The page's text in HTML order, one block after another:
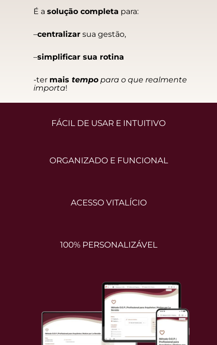
É a solução completa para:
–centralizar sua gestão,
–simplificar sua rotina
-ter mais tempo para o que realmente
importa!
FÁCIL DE USAR E INTUITIVO
ORGANIZADO E FUNCIONAL
ACESSO VITALÍCIO
100% PERSONALIZÁVEL